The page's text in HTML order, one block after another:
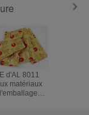
d'AL 8011
matériaux